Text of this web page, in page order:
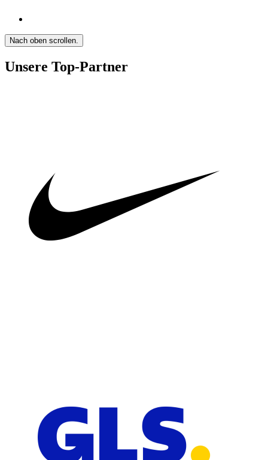
Nach oben scrollen.
Unsere Top-Partner